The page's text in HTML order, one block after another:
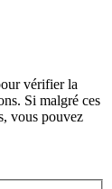
vérifier la
Si malgré ces
vous pouvez